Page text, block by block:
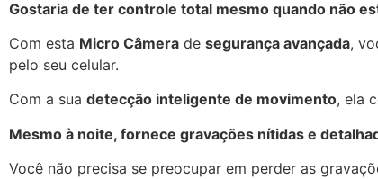
Gostaria de ter controle total mesmo quando não
Com esta Micro Câmera de segurança avançada,
pelo seu celular.
Com a sua detecção inteligente de movimento, ela
Mesmo à noite, fornece gravações nítidas e
Você não precisa se preocupar em perder as